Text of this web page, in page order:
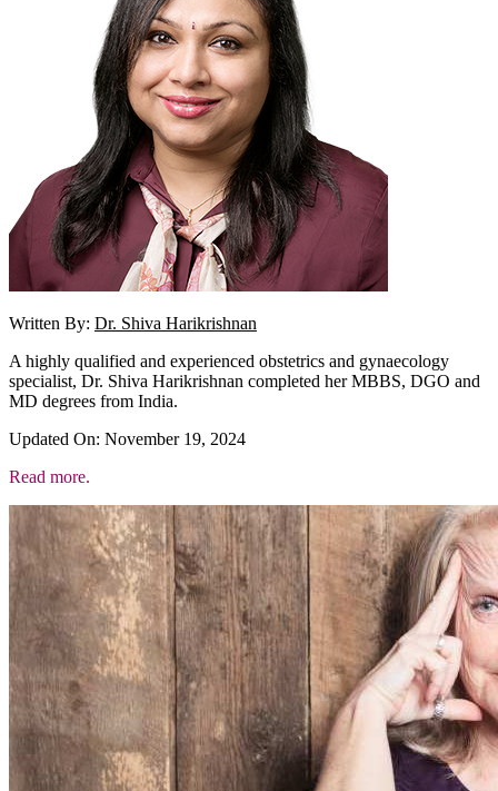
Written By: Dr. Shiva Harikrishnan
A highly qualified and experienced obstetrics and gynaecology
specialist, Dr. Shiva Harikrishnan completed her MBBS, DGO and
MD degrees from India.
Updated On: November 19, 2024
Read more.